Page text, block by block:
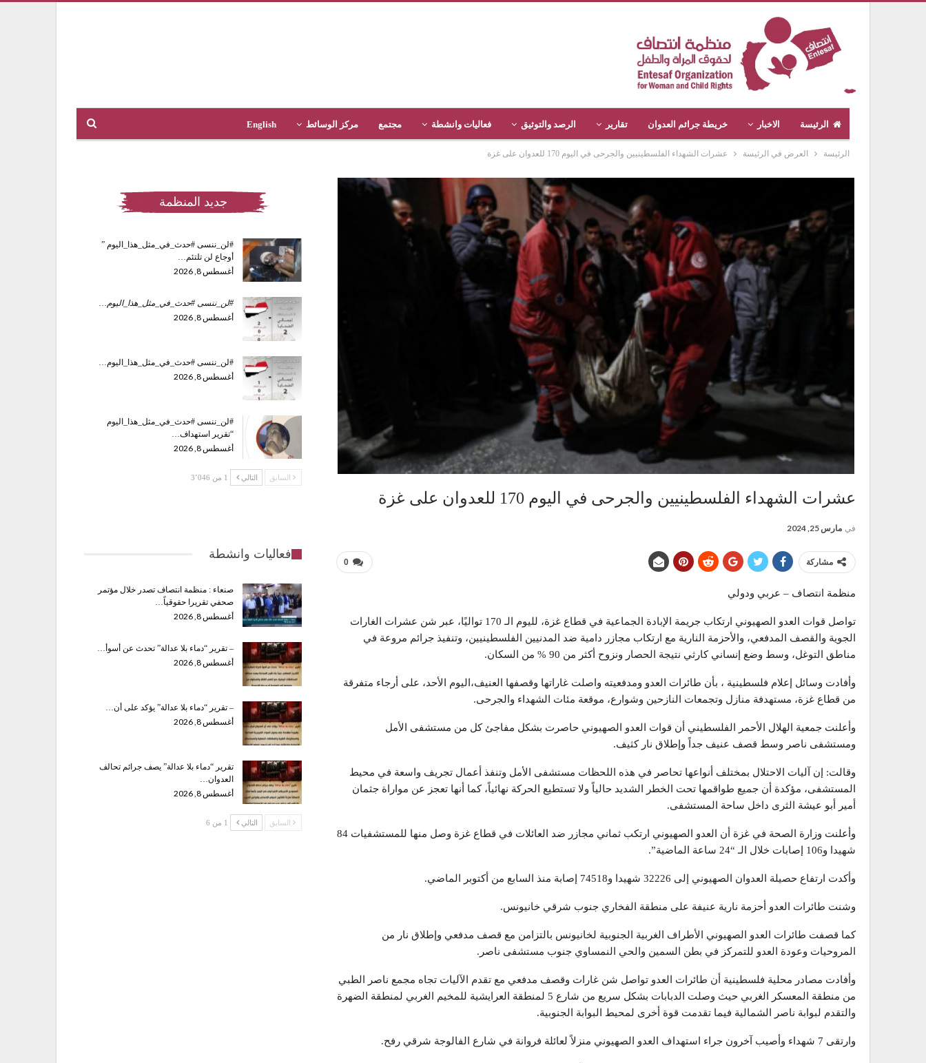
الرئيسة الاخبار خريطة جرائم العدوان تقارير الرصد والتوثيق فعاليات وانشطة مجتمع مركز الوسائط English
الرئيسة العرض في الرئيسة عشرات الشهداء الفلسطينيين والجرحى في اليوم 170 للعدوان على غزة
عشرات الشهداء الفلسطينيين والجرحى في اليوم 170 للعدوان على غزة
في مارس 25, 2024
0 مشاركة
منظمة انتصاف – عربي ودولي
تواصل قوات العدو الصهيوني ارتكاب جريمة الإبادة الجماعية في قطاع غزة، لليوم الـ 170 تواليًا، عبر شن عشرات الغارات
الجوية والقصف المدفعي، والأحزمة النارية مع ارتكاب مجازر دامية ضد المدنيين الفلسطينيين، وتنفيذ جرائم مروعة في
مناطق التوغل، وسط وضع إنساني كارثي نتيجة الحصار ونزوح أكثر من 90 % من السكان.
وأفادت وسائل إعلام فلسطينية ، بأن طائرات العدو ومدفعيته واصلت غاراتها وقصفها العنيف،اليوم الأحد، على أرجاء متفرقة
من قطاع غزة، مستهدفة منازل وتجمعات النازحين وشوارع، موقعة مئات الشهداء والجرحى.
وأعلنت جمعية الهلال الأحمر الفلسطيني أن قوات العدو الصهيوني حاصرت بشكل مفاجئ كل من مستشفى الأمل
ومستشفى ناصر وسط قصف عنيف جداً وإطلاق نار كثيف.
وقالت: إن آليات الاحتلال بمختلف أنواعها تحاصر في هذه اللحظات مستشفى الأمل وتنفذ أعمال تجريف واسعة في محيط
المستشفى، مؤكدة أن جميع طواقمها تحت الخطر الشديد حالياً ولا تستطيع الحركة نهائياً، كما أنها تعجز عن مواراة جثمان
أمير أبو عيشة الثرى داخل ساحة المستشفى.
وأعلنت وزارة الصحة في غزة أن العدو الصهيوني ارتكب ثماني مجازر ضد العائلات في قطاع غزة وصل منها للمستشفيات 84
شهيدا و106 إصابات خلال الـ “24 ساعة الماضية”.
وأكدت ارتفاع حصيلة العدوان الصهيوني إلى 32226 شهيدا و74518 إصابة منذ السابع من أكتوبر الماضي.
وشنت طائرات العدو أحزمة نارية عنيفة على منطقة الفخاري جنوب شرقي خانيونس.
كما قصفت طائرات العدو الصهيوني الأطراف الغربية الجنوبية لخانيونس بالتزامن مع قصف مدفعي وإطلاق نار من
المروحيات وعودة العدو للتمركز في بطن السمين والحي النمساوي جنوب مستشفى ناصر.
وأفادت مصادر محلية فلسطينية أن طائرات العدو تواصل شن غارات وقصف مدفعي مع تقدم الآليات تجاه مجمع ناصر الطبي
من منطقة المعسكر الغربي حيث وصلت الدبابات بشكل سريع من شارع 5 لمنطقة العرايشية للمخيم الغربي لمنطقة الضهرة
والتقدم لبوابة ناصر الشمالية فيما تقدمت قوة أخرى لمحيط البوابة الجنوبية.
وارتقى 7 شهداء وأصيب آخرون جراء استهداف العدو الصهيوني منزلاً لعائلة فروانة في شارع الفالوجة شرقي رفح.
جديد المنظمة
#لن_ننسى #حدث_في_مثل_هذا_اليوم ”
أوجاع لن تلتئم…
أغسطس 8, 2026
#لن_ننسى #حدث_في_مثل_هذا_اليوم…
أغسطس 8, 2026
#لن_ننسى #حدث_في_مثل_هذا_اليوم…
أغسطس 8, 2026
#لن_ننسى #حدث_في_مثل_هذا_اليوم
“تقرير استهداف…
أغسطس 8, 2026
السابق التالي 1 من 3٬046
فعاليات وانشطة
صنعاء : منظمة انتصاف تصدر خلال مؤتمر
صحفي تقريرا حقوقياً…
أغسطس 8, 2026
– تقرير “دماء بلا عدالة” تحدث عن أسوأ…
أغسطس 8, 2026
– تقرير “دماء بلا عدالة” يؤكد على أن…
أغسطس 8, 2026
تقرير “دماء بلا عدالة” يصف جرائم تحالف
العدوان…
أغسطس 8, 2026
السابق التالي 1 من 6